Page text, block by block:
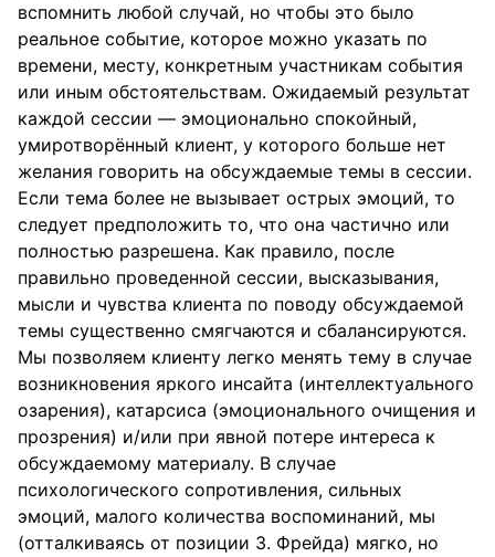
вспомнить любой случай, но чтобы это было
реальное событие, которое можно указать по
времени, месту, конкретным участникам события
или иным обстоятельствам. Ожидаемый результат
каждой сессии — эмоционально спокойный,
умиротворённый клиент, у которого больше нет
желания говорить на обсуждаемые темы в сессии.
Если тема более не вызывает острых эмоций, то
следует предположить то, что она частично или
полностью разрешена. Как правило, после
правильно проведенной сессии, высказывания,
мысли и чувства клиента по поводу обсуждаемой
темы существенно смягчаются и сбалансируются.
Мы позволяем клиенту легко менять тему в случае
возникновения яркого инсайта (интеллектуального
озарения), катарсиса (эмоционального очищения и
прозрения) и/или при явной потере интереса к
обсуждаемому материалу. В случае
психологического сопротивления, сильных
эмоций, малого количества воспоминаний, мы
(отталкиваясь от позиции З. Фрейда) мягко, но